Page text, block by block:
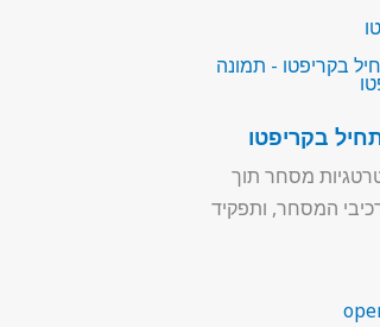
בקריפטו
מסחר תוך
המסחר, ותפקיד